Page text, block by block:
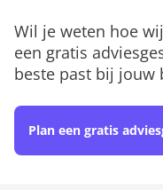
Wil je weten hoe
een gratis
beste past bij jouw
Plan een gratis